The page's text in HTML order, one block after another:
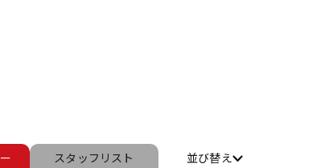
スタッフ リスト 並び替え